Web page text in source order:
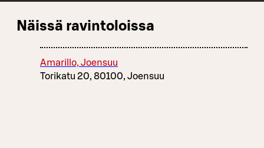
Näissä ravintoloissa
Amarillo, Joensuu
Torikatu 20, 80100, Joensuu